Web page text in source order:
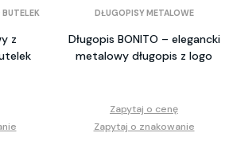
z
DŁUGOPISY METALOWE
Długopis BONITO – elegancki
metalowy długopis z logo
Zapytaj o cenę
Zapytaj o znakowanie